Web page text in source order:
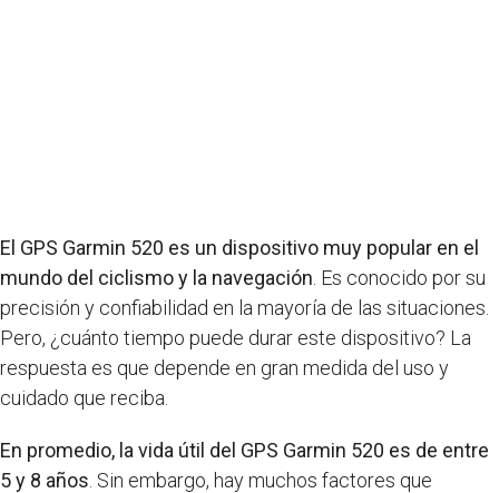
El GPS Garmin 520 es un dispositivo muy popular en el
mundo del ciclismo y la navegación . Es conocido por su
precisión y confiabilidad en la mayoría de las situaciones.
Pero, ¿cuánto tiempo puede durar este dispositivo? La
respuesta es que depende en gran medida del uso y
cuidado que reciba.
En promedio, la vida útil del GPS Garmin 520 es de entre
5 y 8 años . Sin embargo, hay muchos factores que